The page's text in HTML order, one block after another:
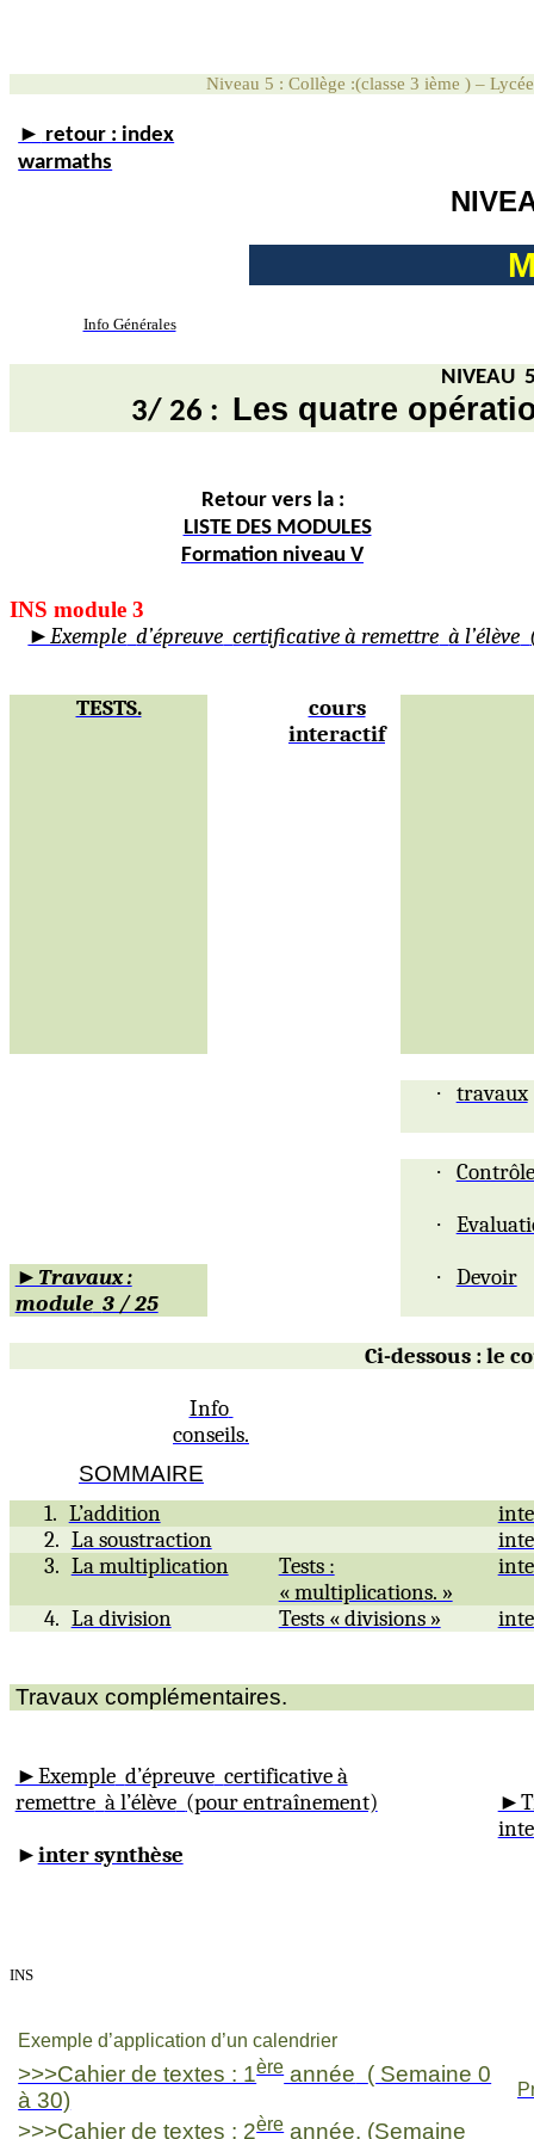
Niveau 5 : Collège :(classe 3 ième ) –
► retour : index
warmaths
Info Générales
NIVEAU
3/ 26 : Les quatre
Retour vers la :
LISTE DES MODULES
Formation niveau V
INS module 3
►Exemple d’épreuve certificative à remettre à l’élève
TESTS.
cours
interactif
· travaux
· Contrôle
·
►Travaux :
module 3 / 25
· Devoir
Ci-dessous : le
Info
conseils.
SOMMAIRE
1. L’addition
2. La soustraction
3. La multiplication
Tests :
« multiplications. »
4. La division Tests « divisions »
Travaux complémentaires.
►Exemple d’épreuve certificative à
remettre à l’élève (pour entraînement)
►inter synthèse
INS
Exemple d’application d’un calendrier
>>>Cahier de textes : 1èreannée ( Semaine 0
à 30)
>>>Cahier de textes : 2èreannée. (Semaine